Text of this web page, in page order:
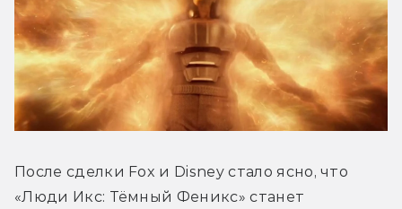
После сделки Fox и Disney стало ясно, что
«Люди Икс: Тёмный Феникс» станет